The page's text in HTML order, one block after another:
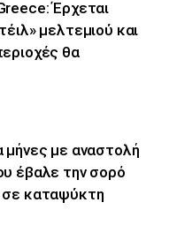
Έρχεται
μελτεμιού και
θα
μήνες με αναστολή
έβαλε την σορό
καταψύκτη